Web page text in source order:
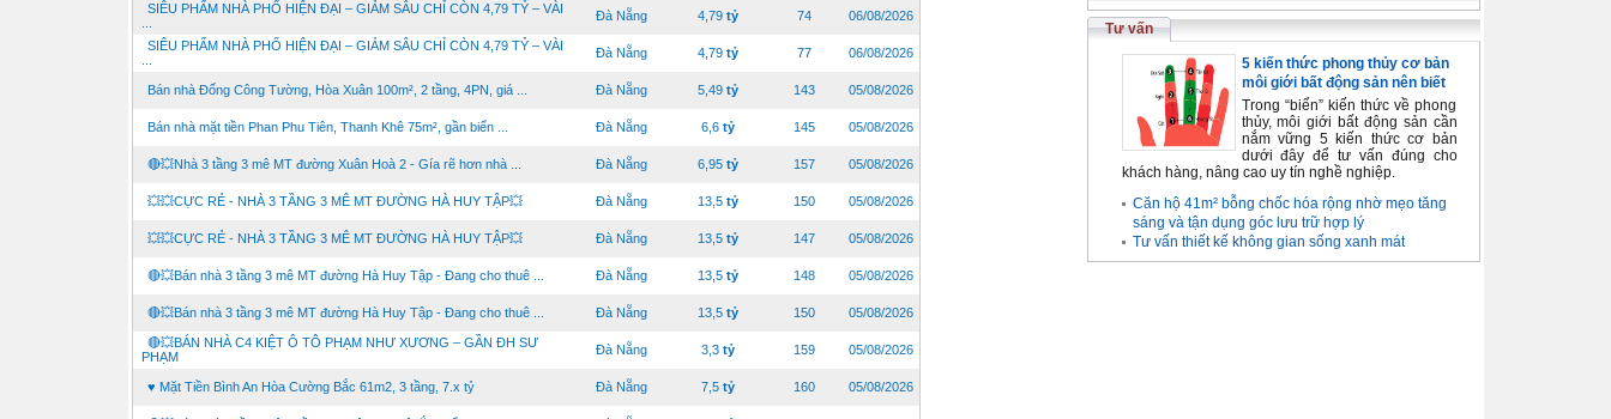
SIÊU PHẨM NHÀ PHỐ HIỆN ĐẠI – GIẢM SÂU CHỈ CÒN 4,79 TỶ – VÀI
Đà Nẵng 4,79 tỷ 74 06/08/2026
SIÊU PHẨM NHÀ PHỐ HIỆN ĐẠI – GIẢM SÂU CHỈ CÒN 4,79 TỶ – VÀI
Đà Nẵng 4,79 tỷ 77 06/08/2026
Bán nhà Đống Công Tường, Hòa Xuân 100m², 2 tầng, 4PN, giá ... Đà Nẵng 5,49 tỷ 143 05/08/2026
Bán nhà mặt tiền Phan Phu Tiên, Thanh Khê 75m², gần biển ... Đà Nẵng 6,6 tỷ 145 05/08/2026
🔴💥Nhà 3 tầng 3 mê MT đường Xuân Hoà 2 - Gía rẽ hơn nhà ... Đà Nẵng 6,95 tỷ 157 05/08/2026
💥💥CỰC RẺ - NHÀ 3 TẦNG 3 MÊ MT ĐƯỜNG HÀ HUY TẬP💥 Đà Nẵng 13,5 tỷ 150 05/08/2026
💥💥CỰC RẺ - NHÀ 3 TẦNG 3 MÊ MT ĐƯỜNG HÀ HUY TẬP💥 Đà Nẵng 13,5 tỷ 147 05/08/2026
🔴💥Bán nhà 3 tầng 3 mê MT đường Hà Huy Tập - Đang cho thuê ... Đà Nẵng 13,5 tỷ 148 05/08/2026
🔴💥Bán nhà 3 tầng 3 mê MT đường Hà Huy Tập - Đang cho thuê ... Đà Nẵng 13,5 tỷ 150 05/08/2026
🔴💥BÁN NHÀ C4 KIỆT Ô TÔ PHẠM NHƯ XƯƠNG – GẦN ĐH SƯ
PHẠM
Đà Nẵng 3,3 tỷ 159 05/08/2026
♥ Mặt Tiền Bình An Hòa Cường Bắc 61m2, 3 tầng, 7.x tỷ Đà Nẵng 7,5 tỷ 160 05/08/2026
Tư vấn
5 kiến thức phong thủy cơ bản
môi giới bất động sản nên biết
Trong “biển” kiến thức về phong
thủy, môi giới bất động sản cần
nắm vững 5 kiến thức cơ bản
dưới đây để tư vấn đúng cho
khách hàng, nâng cao uy tín nghề nghiệp.
Căn hộ 41m² bỗng chốc hóa rộng nhờ mẹo tăng
sáng và tận dụng góc lưu trữ hợp lý
Tư vấn thiết kế không gian sống xanh mát